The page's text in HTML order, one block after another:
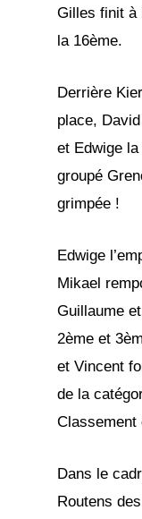
Gilles finit à
la 16ème.
Derrière
place,
et Edwige
groupé
grimpée !
Edwige
Mikael
Guillaume
2ème et
et Vincent
de la
Classement
Dans le
Routens